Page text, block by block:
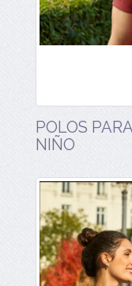
POLOS
NIÑO